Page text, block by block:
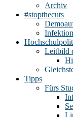
Archiv
#stopthecuts
Leitbild
Tipps
Fürs